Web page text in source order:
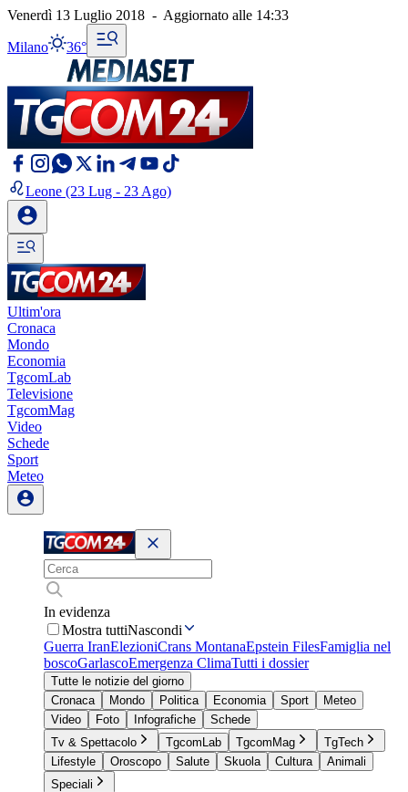
Venerdì 13 Luglio 2018 - Aggiornato alle 14:33
Milano 36°
Leone (23 Lug - 23 Ago)
Ultim'ora
Cronaca
Mondo
Economia
TgcomLab
Televisione
TgcomMag
Video
Schede
Sport
Meteo
In evidenza
Mostra tuttiNascondi
Guerra IranElezioniCrans MontanaEpstein FilesFamiglia nel
boscoGarlascoEmergenza ClimaTutti i dossier
Tutte le notizie del giorno
Cronaca
Mondo Politica Economia Sport
Meteo
Video
Foto Infografiche
Schede
Tv & Spettacolo
TgcomLab TgcomMag
TgTech
Lifestyle
Oroscopo Salute Skuola Cultura
Animali
Speciali